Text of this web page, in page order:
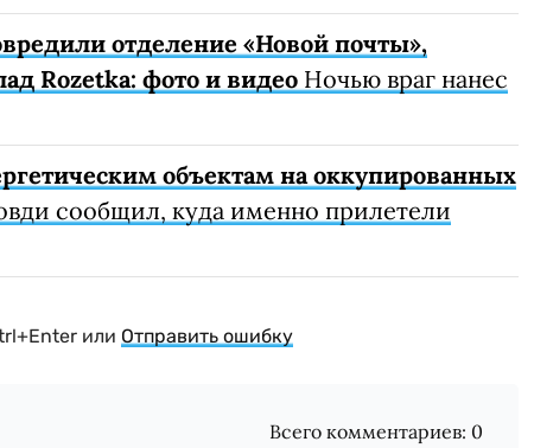
отделение «Новой почты»,
Rozetka: фото и видео Ночью враг нанес
объектам на оккупированных
сообщил, куда именно прилетели
или Отправить ошибку
Всего комментариев: 0